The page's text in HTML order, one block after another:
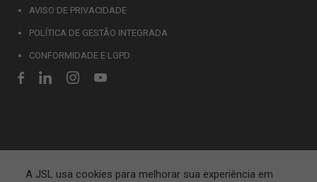
A JSL usa cookies para melhorar sua experiência em
AVISO DE PRIVACIDADE
POLÍTICA DE GESTÃO INTEGRADA
CONFORMIDADE E LGPD